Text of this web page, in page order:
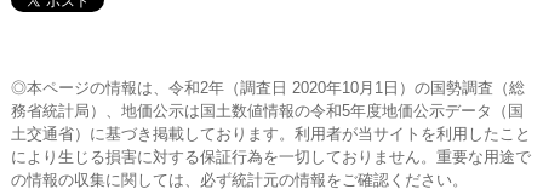
◎本ページの情報は、令和2年（調査日 2020年10月1日）の国勢調査（総
務省統計局）、地価公示は国土数値情報の令和5年度地価公示データ（国
土交通省）に基づき掲載しております。利用者が当サイトを利用したこと
により生じる損害に対する保証行為を一切しておりません。重要な用途で
の情報の収集に関しては、必ず統計元の情報をご確認ください。